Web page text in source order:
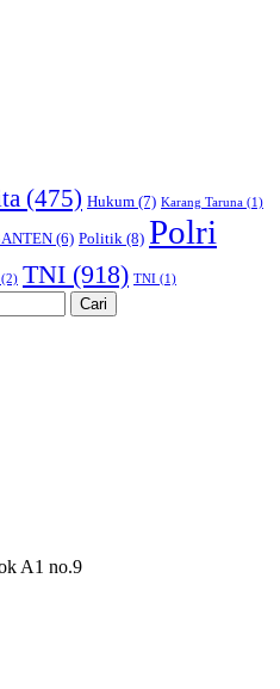
(475) Hukum (7) Karang Taruna (1)
(6) Politik (8) Polri
(2) TNI (918) TNI (1)
A1 no.9